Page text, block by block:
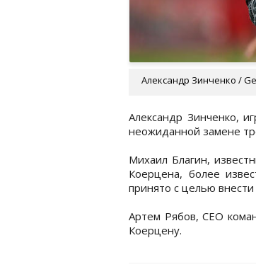
Александр Зинченко /
Александр Зинченко,
неожиданной замене
Михаил Благин,
Коерцена, более
принято с целью
Артем Рябов, CEO
Коерцену.